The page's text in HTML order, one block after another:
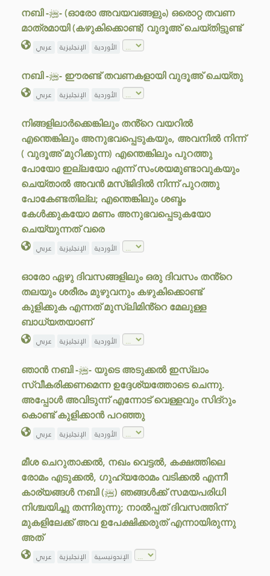
നബി -ﷺ- (ഓരോ അവയവങ്ങളും) ഒരൊറ്റ തവണ
മാത്രമായി (കഴുകിക്കൊണ്ട്) വുദൂഅ് ചെയ്തിട്ടുണ്ട്
عربي الإنجليزية الأوردية
നബി -ﷺ- ഈരണ്ട് തവണകളായി വുദൂഅ് ചെയ്തു
عربي الإنجليزية الأوردية
നിങ്ങളിലാർക്കെങ്കിലും തൻ്റെ വയറിൽ
എന്തെങ്കിലും അനുഭവപ്പെടുകയും, അവനിൽ നിന്ന്
( വുദൂഅ് മുറിക്കുന്ന) എന്തെങ്കിലും പുറത്തു
പോയോ ഇല്ലയോ എന്ന് സംശയമുണ്ടാവുകയും
ചെയ്താൽ അവൻ മസ്ജിദിൽ നിന്ന് പുറത്തു
പോകേണ്ടതില്ല; എന്തെങ്കിലും ശബ്ദം
കേൾക്കുകയോ മണം അനുഭവപ്പെടുകയോ
ചെയ്യുന്നത് വരെ
عربي الإنجليزية الأوردية
ഓരോ ഏഴു ദിവസങ്ങളിലും ഒരു ദിവസം തൻ്റെ
തലയും ശരീരം മുഴുവനും കഴുകിക്കൊണ്ട്
കുളിക്കുക എന്നത് മുസ്‌ലിമിൻ്റെ മേലുള്ള
ബാധ്യതയാണ്
عربي الإنجليزية الأوردية
ഞാൻ നബി -ﷺ- യുടെ അടുക്കൽ ഇസ്‌ലാം
സ്വീകരിക്കണമെന്ന ഉദ്ദേശ്യത്തോടെ ചെന്നു.
അപ്പോൾ അവിടുന്ന് എന്നോട് വെള്ളവും സിദ്റും
കൊണ്ട് കുളിക്കാൻ പറഞ്ഞു
عربي الإنجليزية الأوردية
മീശ ചെറുതാക്കൽ, നഖം വെട്ടൽ, കക്ഷത്തിലെ
രോമം എടുക്കൽ, ഗുഹ്യരോമം വടിക്കൽ എന്നീ
കാര്യങ്ങൾ നബി (ﷺ) ഞങ്ങൾക്ക് സമയപരിധി
നിശ്ചയിച്ചു തന്നിരുന്നു; നാൽപ്പത് ദിവസത്തിന്
മുകളിലേക്ക് അവ ഉപേക്ഷിക്കരുത് എന്നായിരുന്നു
അത്
عربي الإنجليزية الإندونيسية